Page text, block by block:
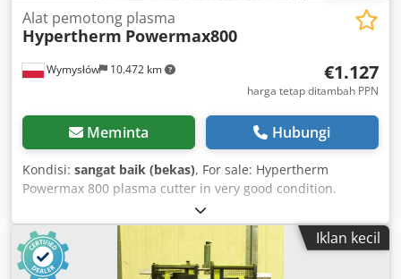
Wymysłów 10.472 km
Alat pemotong plasma
Hypertherm Powermax800
€1.127
harga tetap ditambah PPN
Meminta Hubungi
Kondisi: sangat baik (bekas), For sale: Hypertherm
Powermax 800 plasma cutter in very good condition.
/////Price listed per unit///// Hypertherm Powermax 800
Plasma Cutter Plasma Cutter Description: The
Powermax800 plasma cutting system utilizes an inverter
power supply to provide smooth DC output voltage,
Iklan kecil